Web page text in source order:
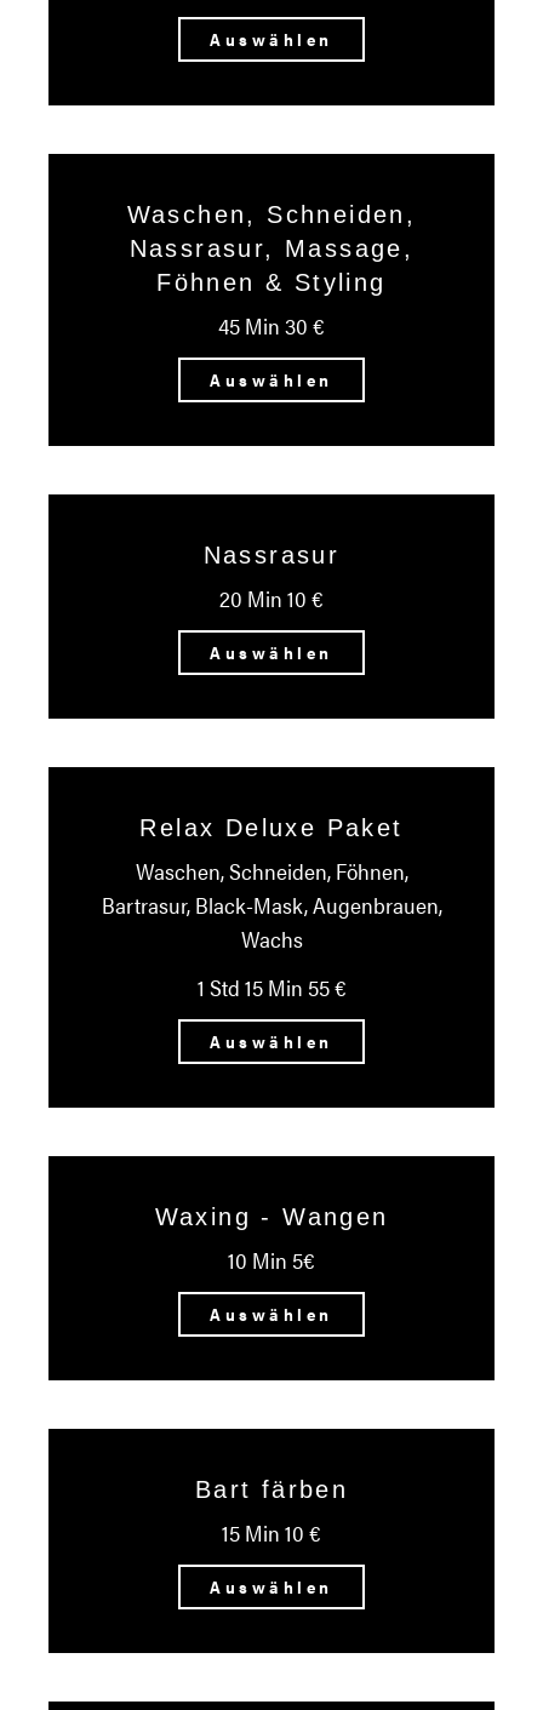
Auswählen
Waschen, Schneiden,
Nassrasur, Massage,
Föhnen & Styling
45 Min 30 €
Auswählen
Nassrasur
20 Min 10 €
Auswählen
Relax Deluxe Paket
Waschen, Schneiden, Föhnen,
Bartrasur, Black-Mask, Augenbrauen,
Wachs
1 Std 15 Min 55 €
Auswählen
Waxing - Wangen
10 Min 5€
Auswählen
Bart färben
15 Min 10 €
Auswählen